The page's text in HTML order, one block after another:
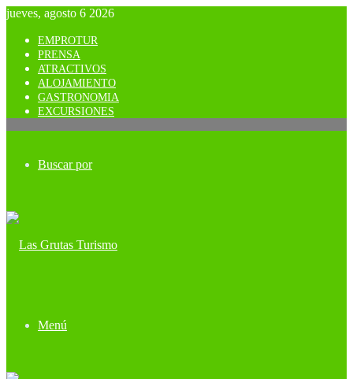
jueves, agosto 6 2026
EMPROTUR
PRENSA
ATRACTIVOS
ALOJAMIENTO
GASTRONOMIA
EXCURSIONES
Buscar por
Menú